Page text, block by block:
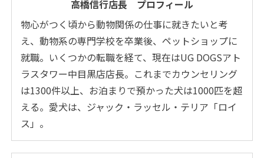
高橋信行店長 プロフィール
物心がつく頃から動物関係の仕事に就きたいと考
え、動物系の専門学校を卒業後、ペットショップに
就職。いくつかの転職を経て、現在はUG DOGSアト
ラスタワー中目黒店店長。これまでカウンセリング
は1300件以上、お泊まりで預かった犬は1000匹を超
える。愛犬は、ジャック・ラッセル・テリア「ロイ
ス」。